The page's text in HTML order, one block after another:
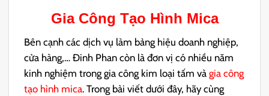
Gia Công Tạo Hình Mica
Bên cạnh các dịch vụ làm bảng hiệu doanh nghiệp,
cửa hàng,… Đinh Phan còn là đơn vị có nhiều năm
kinh nghiệm trong gia công kim loại tấm vàgia công
tạo hình mica. Trong bài viết dưới đây, hãy cùng